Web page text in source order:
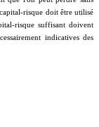
risque doit être utilisé
risque suffisant doivent
indicatives des